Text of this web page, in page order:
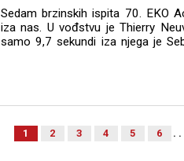
Sedam brzinskih ispita 70. EKO
iza nas. U vođstvu je Thierry
samo 9,7 sekundi iza njega je
1 2 3 4 5 6 . .